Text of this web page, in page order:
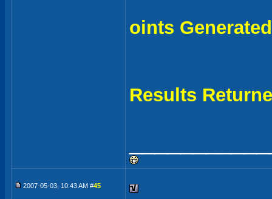
oints
Results
2007-05-03, 10:43 AM #45